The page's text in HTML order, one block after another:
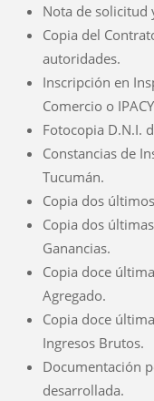
Nota de
Copia del
autoridades.
Inscripción en
Comercio o
Fotocopia D.N.I.
Constancias de
Tucumán.
Copia dos
Copia dos
Ganancias.
Copia doce
Agregado.
Copia doce
Ingresos Brutos.
Documentación
desarrollada.